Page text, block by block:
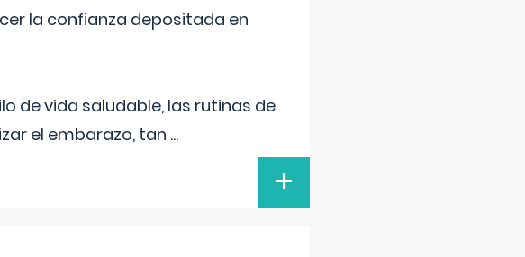
la confianza depositada en
de vida saludable, las rutinas de
el embarazo, tan ...
+